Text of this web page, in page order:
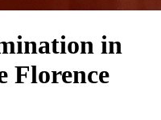
in
Florence